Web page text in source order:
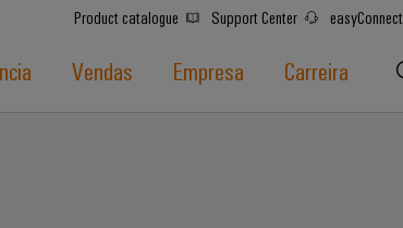
Product catalogue Support Center easyConnect
Vendas Empresa Carreira